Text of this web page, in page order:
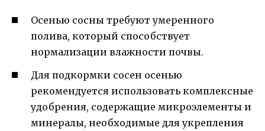
Осенью сосны требуют умеренного
полива, который способствует
нормализации влажности почвы.
Для подкормки сосен осенью
рекомендуется использовать комплексные
удобрения, содержащие микроэлементы и
минералы, необходимые для укрепления